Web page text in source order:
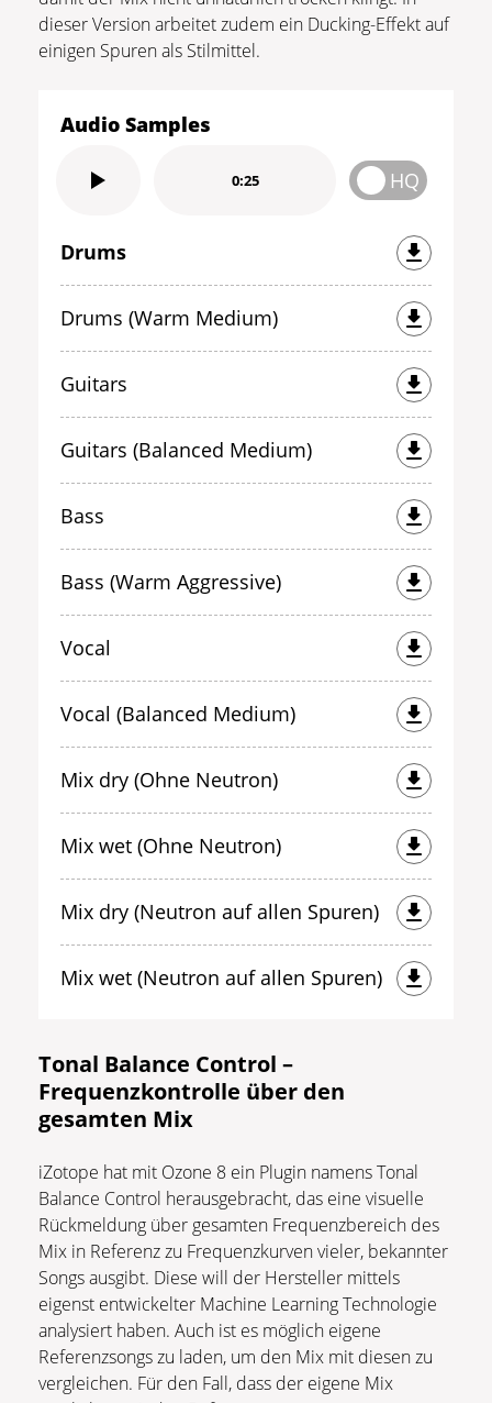
dieser Version arbeitet zudem ein Ducking-Effekt auf
einigen Spuren als Stilmittel.
Audio Samples
0:25 HQ
Drums
Drums (Warm Medium)
Guitars
Guitars (Balanced Medium)
Bass
Bass (Warm Aggressive)
Vocal
Vocal (Balanced Medium)
Mix dry (Ohne Neutron)
Mix wet (Ohne Neutron)
Mix dry (Neutron auf allen Spuren)
Mix wet (Neutron auf allen Spuren)
Tonal Balance Control –
Frequenzkontrolle über den
gesamten Mix
iZotope hat mit Ozone 8 ein Plugin namens Tonal
Balance Control herausgebracht, das eine visuelle
Rückmeldung über gesamten Frequenzbereich des
Mix in Referenz zu Frequenzkurven vieler, bekannter
Songs ausgibt. Diese will der Hersteller mittels
eigenst entwickelter Machine Learning Technologie
analysiert haben. Auch ist es möglich eigene
Referenzsongs zu laden, um den Mix mit diesen zu
vergleichen. Für den Fall, dass der eigene Mix